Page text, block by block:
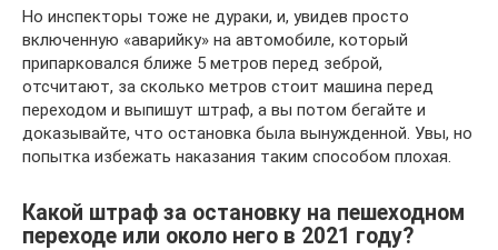
Но инспекторы тоже не дураки, и, увидев просто
включенную «аварийку» на автомобиле, который
припарковался ближе 5 метров перед зеброй,
отсчитают, за сколько метров стоит машина перед
переходом и выпишут штраф, а вы потом бегайте и
доказывайте, что остановка была вынужденной. Увы, но
попытка избежать наказания таким способом плохая.
Какой штраф за остановку на пешеходном
переходе или около него в 2021 году?